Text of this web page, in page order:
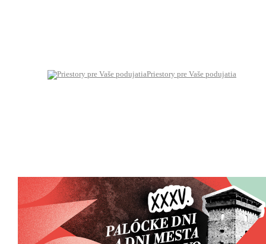
Priestory pre Vaše podujatia